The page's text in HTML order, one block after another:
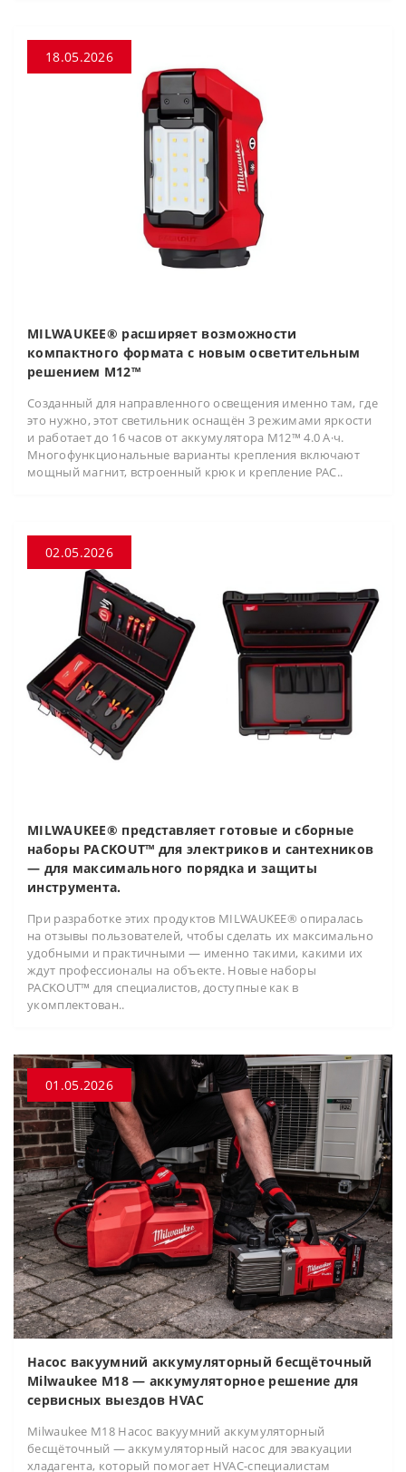
18.05.2026
MILWAUKEE® расширяет возможности
компактного формата с новым осветительным
решением M12™
Созданный для направленного освещения именно там, где
это нужно, этот светильник оснащён 3 режимами яркости
и работает до 16 часов от аккумулятора M12™ 4.0 А·ч.
Многофункциональные варианты крепления включают
мощный магнит, встроенный крюк и крепление PAC..
02.05.2026
MILWAUKEE® представляет готовые и сборные
наборы PACKOUT™ для электриков и сантехников
— для максимального порядка и защиты
инструмента.
При разработке этих продуктов MILWAUKEE® опиралась
на отзывы пользователей, чтобы сделать их максимально
удобными и практичными — именно такими, какими их
ждут профессионалы на объекте. Новые наборы
PACKOUT™ для специалистов, доступные как в
укомплектован..
01.05.2026
Насос вакуумний аккумуляторный бесщёточный
Milwaukee M18 — аккумуляторное решение для
сервисных выездов HVAC
Milwaukee M18 Насос вакуумний аккумуляторный
бесщёточный — аккумуляторный насос для эвакуации
хладагента, который помогает HVAC-специалистам